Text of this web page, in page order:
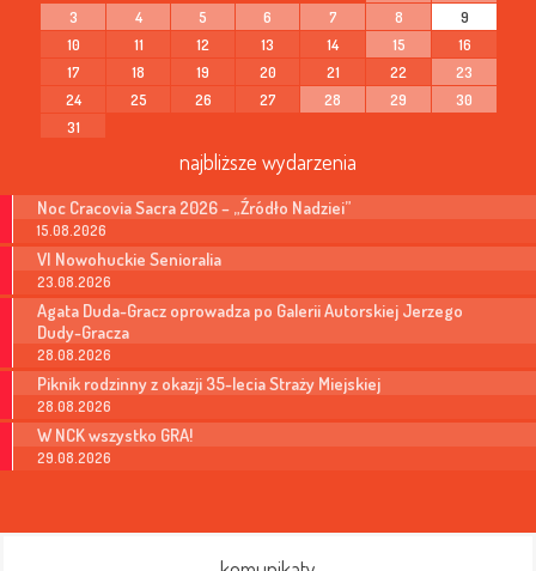
3
4 5 6 7 8
9
10
11 12 13 14 15
16
17
18 19 20 21 22
23
24
25 26 27 28 29
30
31
najbliższe wydarzenia
Noc Cracovia Sacra 2026 – „Źródło Nadziei”
15.08.2026
VI Nowohuckie Senioralia
23.08.2026
Agata Duda-Gracz oprowadza po Galerii Autorskiej Jerzego
Dudy-Gracza
28.08.2026
Piknik rodzinny z okazji 35-lecia Straży Miejskiej
28.08.2026
W NCK wszystko GRA!
29.08.2026